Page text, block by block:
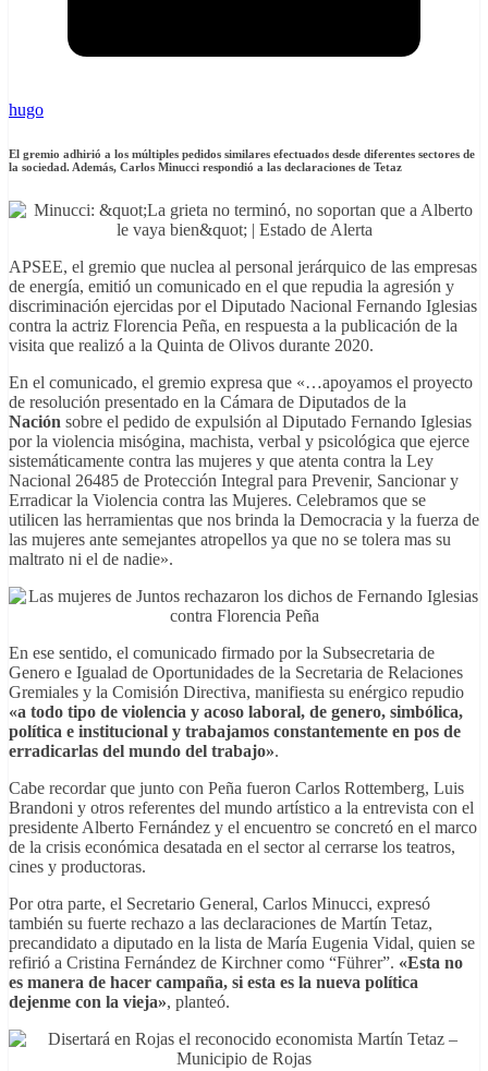
hugo
El gremio adhirió a los múltiples pedidos similares efectuados desde diferentes sectores de
la sociedad. Además, Carlos Minucci respondió a las declaraciones de Tetaz
APSEE, el gremio que nuclea al personal jerárquico de las empresas
de energía, emitió un comunicado en el que repudia la agresión y
discriminación ejercidas por el Diputado Nacional Fernando Iglesias
contra la actriz Florencia Peña, en respuesta a la publicación de la
visita que realizó a la Quinta de Olivos durante 2020.
En el comunicado, el gremio expresa que «…apoyamos el proyecto
de resolución presentado en la Cámara de Diputados de la
Nación sobre el pedido de expulsión al Diputado Fernando Iglesias
por la violencia misógina, machista, verbal y psicológica que ejerce
sistemáticamente contra las mujeres y que atenta contra la Ley
Nacional 26485 de Protección Integral para Prevenir, Sancionar y
Erradicar la Violencia contra las Mujeres. Celebramos que se
utilicen las herramientas que nos brinda la Democracia y la fuerza de
las mujeres ante semejantes atropellos ya que no se tolera mas su
maltrato ni el de nadie».
En ese sentido, el comunicado firmado por la Subsecretaria de
Genero e Igualad de Oportunidades de la Secretaria de Relaciones
Gremiales y la Comisión Directiva, manifiesta su enérgico repudio
«a todo tipo de violencia y acoso laboral, de genero, simbólica,
política e institucional y trabajamos constantemente en pos de
erradicarlas del mundo del trabajo».
Cabe recordar que junto con Peña fueron Carlos Rottemberg, Luis
Brandoni y otros referentes del mundo artístico a la entrevista con el
presidente Alberto Fernández y el encuentro se concretó en el marco
de la crisis económica desatada en el sector al cerrarse los teatros,
cines y productoras.
Por otra parte, el Secretario General, Carlos Minucci, expresó
también su fuerte rechazo a las declaraciones de Martín Tetaz,
precandidato a diputado en la lista de María Eugenia Vidal, quien se
refirió a Cristina Fernández de Kirchner como “Führer”. «Esta no
es manera de hacer campaña, si esta es la nueva política
dejenme con la vieja», planteó.